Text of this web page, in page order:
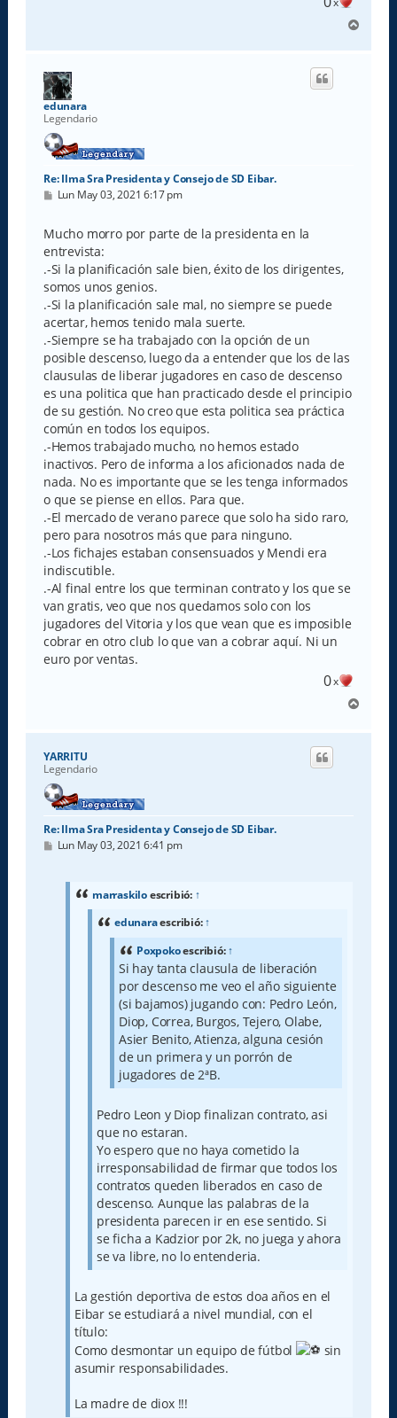
r
edunara
Legendario
Re: Ilma Sra Presidenta y Consejo de SD Eibar.
M
s
a
j
e
Lun May 03, 2021 6:17 pm
Mucho morro por parte de la presidenta en la
entrevista:
.-Si la planificación sale bien, éxito de los dirigentes,
somos unos genios.
.-Si la planificación sale mal, no siempre se puede
acertar, hemos tenido mala suerte.
.-Siempre se ha trabajado con la opción de un
posible descenso, luego da a entender que los de las
clausulas de liberar jugadores en caso de descenso
es una politica que han practicado desde el principio
de su gestión. No creo que esta politica sea práctica
común en todos los equipos.
.-Hemos trabajado mucho, no hemos estado
inactivos. Pero de informa a los aficionados nada de
nada. No es importante que se les tenga informados
o que se piense en ellos. Para que.
.-El mercado de verano parece que solo ha sido raro,
pero para nosotros más que para ninguno.
.-Los fichajes estaban consensuados y Mendi era
indiscutible.
.-Al final entre los que terminan contrato y los que se
van gratis, veo que nos quedamos solo con los
jugadores del Vitoria y los que vean que es imposible
cobrar en otro club lo que van a cobrar aquí. Ni un
euro por ventas.
0x
r
YARRITU
Legendario
Re: Ilma Sra Presidenta y Consejo de SD Eibar.
M
Lun May 03, 2021 6:41 pm
marraskiloescribió: ↑
edunaraescribió:↑
Poxpokoescribió:↑
Si hay tanta clausula de liberación
por descenso me veo el año siguiente
(si bajamos) jugando con: Pedro León,
Diop, Correa, Burgos, Tejero, Olabe,
Asier Benito, Atienza, alguna cesión
de un primera y un porrón de
jugadores de 2ªB.
Pedro Leon y Diop finalizan contrato, asi
que no estaran.
Yo espero que no haya cometido la
irresponsabilidad de firmar que todos los
contratos queden liberados en caso de
descenso. Aunque las palabras de la
presidenta parecen ir en ese sentido. Si
se ficha a Kadzior por 2k, no juega y ahora
se va libre, no lo entenderia.
La gestión deportiva de estos doa años en el
Eibar se estudiará a nivel mundial, con el
título:
Como desmontar un equipo de fútbol
sin
asumir responsabilidades.
La madre de diox !!!